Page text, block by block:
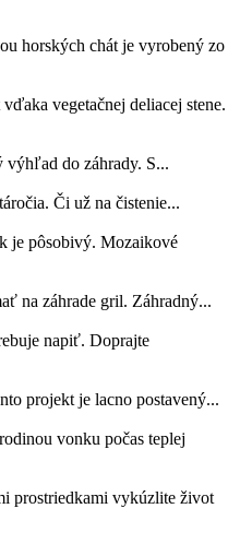
horských chát je vyrobený zo
vegetačnej deliacej stene.
výhľad do záhrady. S...
Či už na čistenie...
je pôsobivý. Mozaikové
na záhrade gril. Záhradný...
napiť. Doprajte
projekt je lacno postavený...
vonku počas teplej
prostriedkami vykúzlite život